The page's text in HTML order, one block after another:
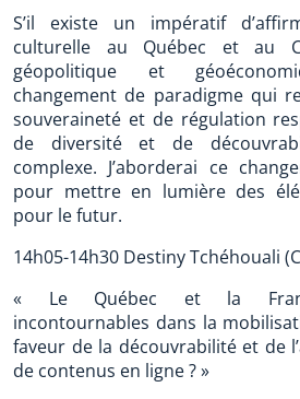
S’il existe un impératif
culturelle au Québec et au
géopolitique et
changement de paradigme qui
souveraineté et de régulation
de diversité et de
complexe. J’aborderai ce
pour mettre en lumière des
pour le futur.
14h05-14h30 Destiny Tchéhouali
« Le Québec et la
incontournables dans la
faveur de la découvrabilité et de
de contenus en ligne ? »